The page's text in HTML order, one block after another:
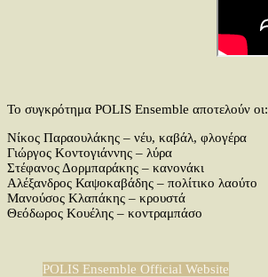
Το συγκρότημα POLIS Ensemble αποτελούν οι:
Νίκος Παραουλάκης – νέυ, καβάλ, φλογέρα
Γιώργος Κοντογιάννης – λύρα
Στέφανος Δορμπαράκης – κανονάκι
Αλέξανδρος Καψοκαβάδης – πολίτικο λαούτο
Μανούσος Κλαπάκης – κρουστά
Θεόδωρος Κουέλης – κοντραμπάσο
POLIS Ensemble Official Website